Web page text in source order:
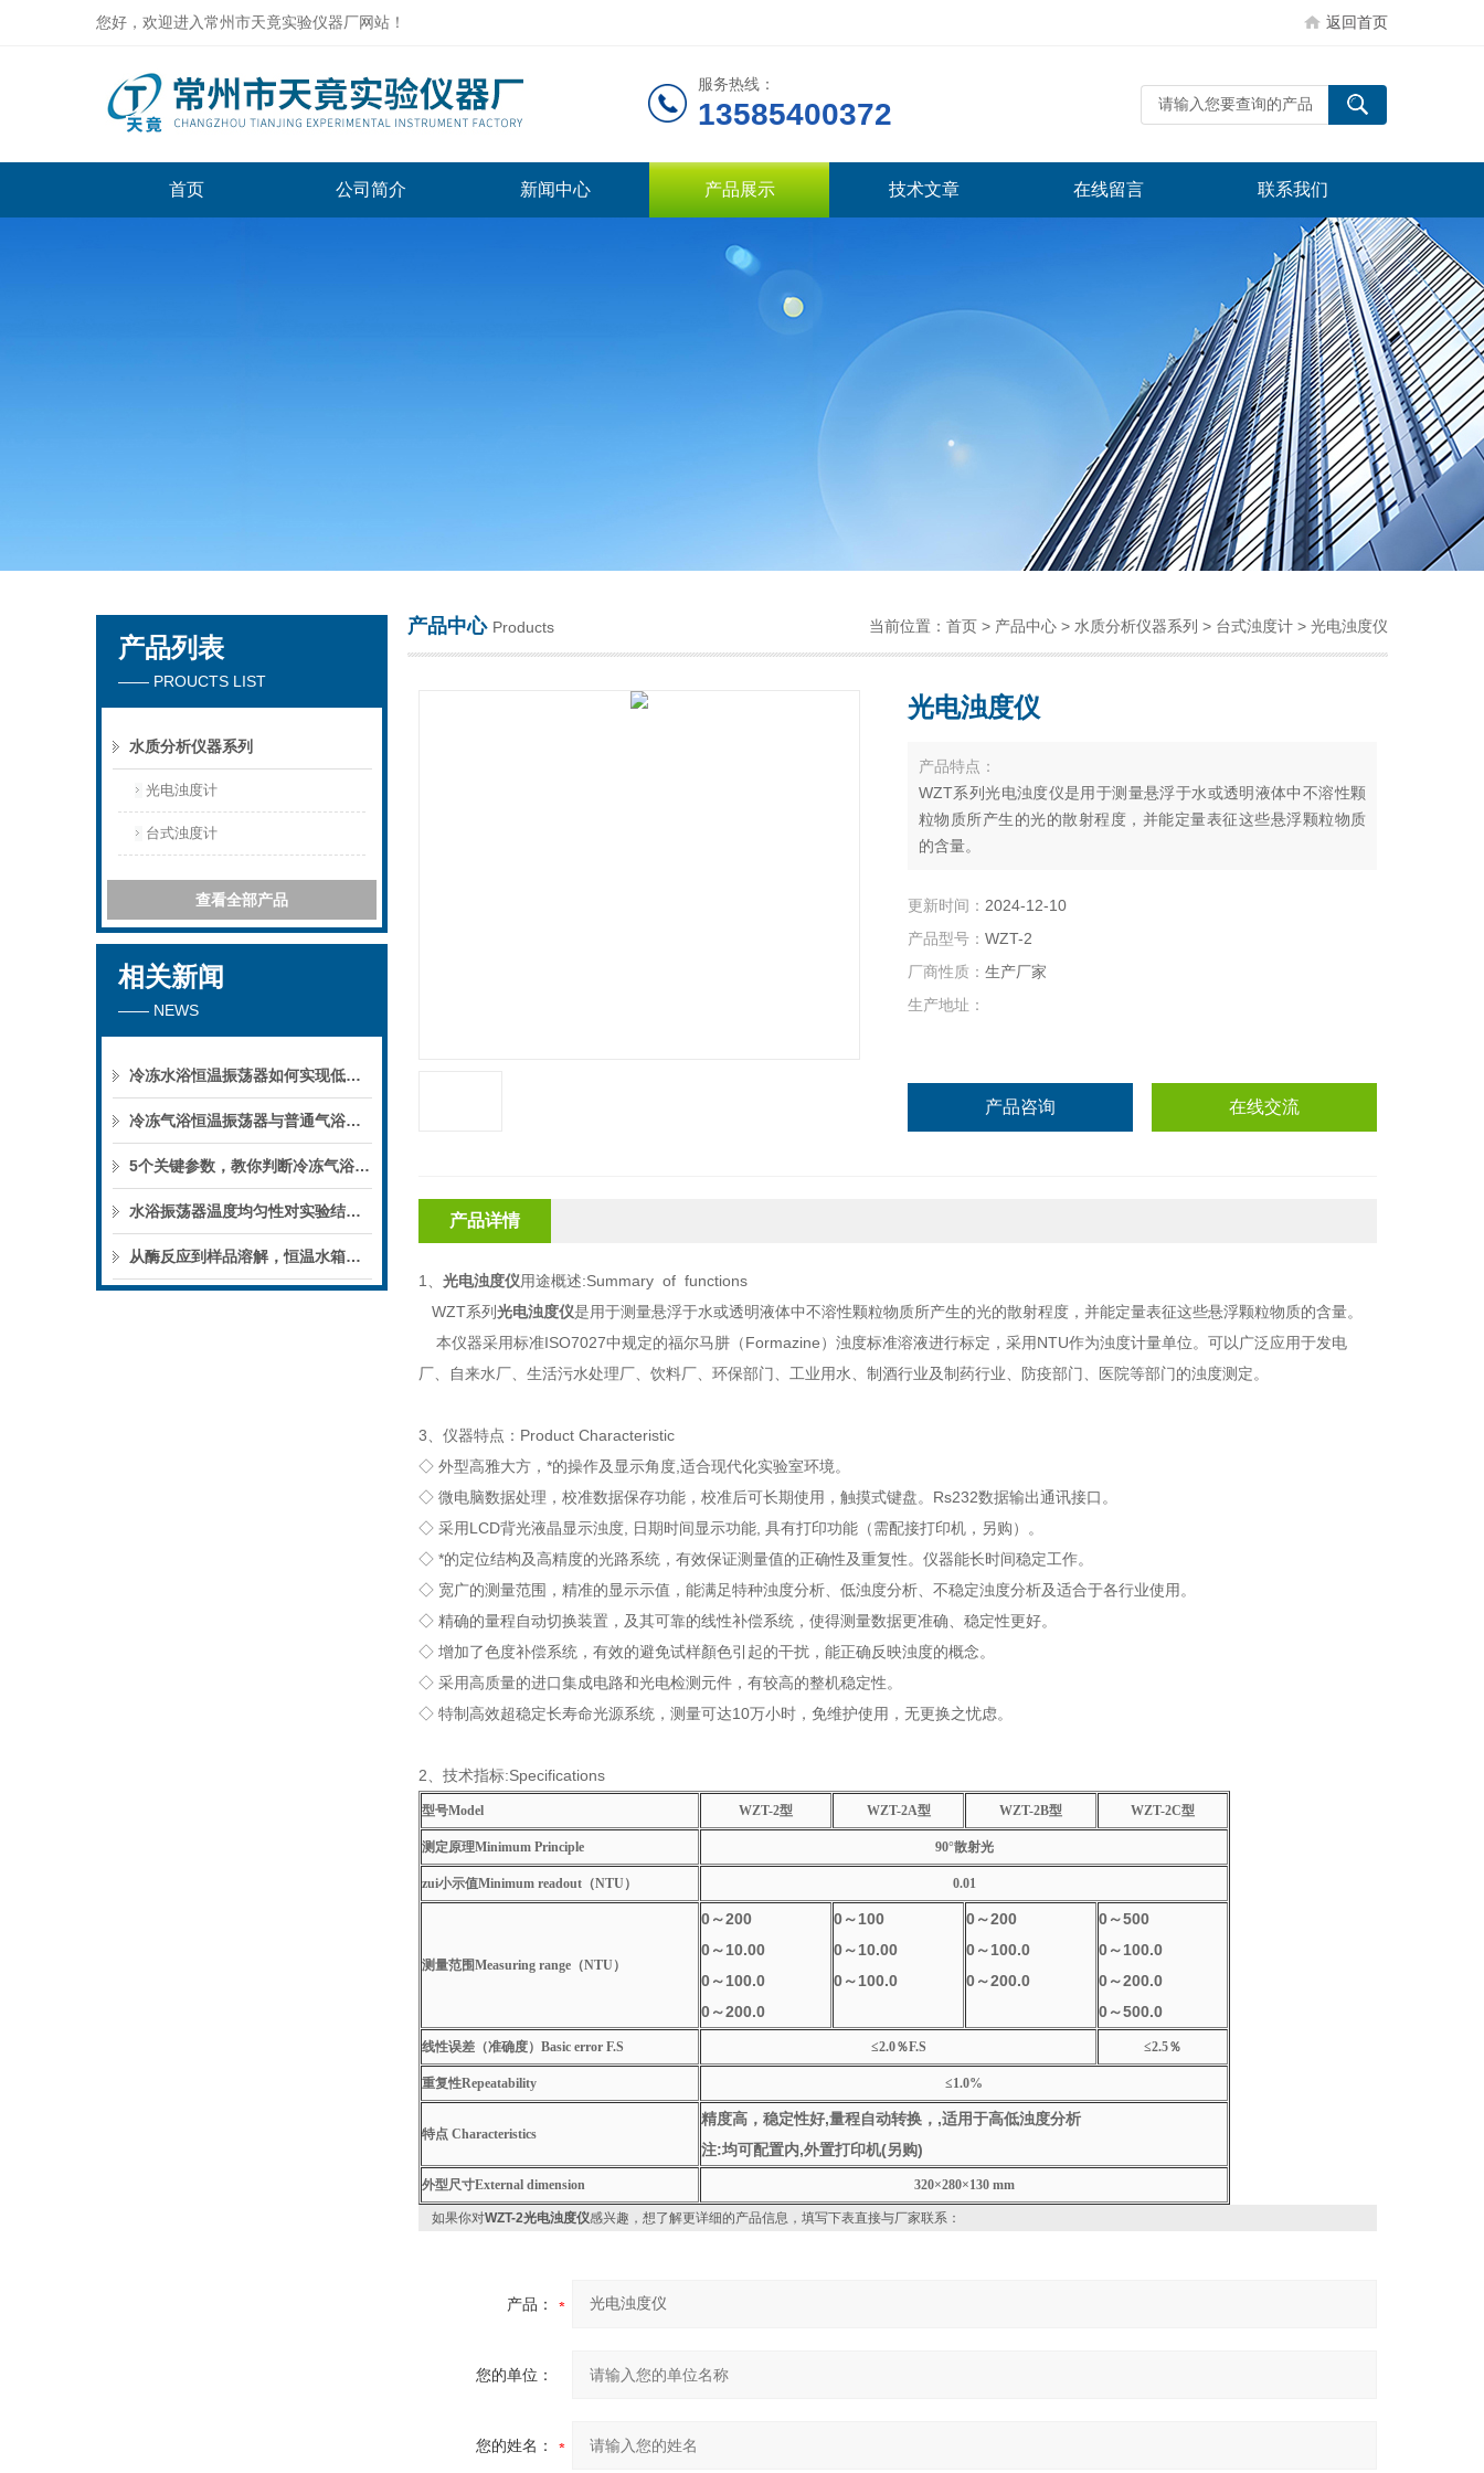
您好，欢迎进入常州市天竟实验仪器厂网站！ 返回首页
服务热线：
13585400372
首页 公司简介 新闻中心 产品展示 技术文章 在线留言 联系我们
产品列表
—— PROUCTS LIST
水质分析仪器系列
光电浊度计
台式浊度计
查看全部产品
相关新闻
—— NEWS
冷冻水浴恒温振荡器如何实现低温下的微生物培养？
冷冻气浴恒温振荡器与普通气浴振荡器的区别
5个关键参数，教你判断冷冻气浴恒温振荡器的性能优劣
水浴振荡器温度均匀性对实验结果的影响
从酶反应到样品溶解，恒温水箱的实验用途
产品中心 Products 当前位置： 首页 > 产品中心 > 水质分析仪器系列 > 台式浊度计 > 光电浊度仪
光电浊度仪
产品特点：
WZT系列光电浊度仪是用于测量悬浮于水或透明液体中不溶性颗
粒物质所产生的光的散射程度，并能定量表征这些悬浮颗粒物质
的含量。
准溶液进行标定，采用NTU作为浊度计量单位。可以广泛应用于
用水、制酒行业及制药行业、防疫部门、医院等部门的浊度测
定。
更新时间： 2024-12-10
产品型号： WZT-2
厂商性质： 生产厂家
生产地址：
产品咨询 在线交流
产品详情
1 光电浊度仪用途概述:Summary of functions
WZT系列光电浊度仪是用于测量悬浮于水或透明液体中不溶性颗粒物质所产生的光的散射程度，并能定量表征这些悬浮颗粒物质的含量。
本仪器采用标准ISO7027中规定的福尔马肼（Formazine）浊度标准溶液进行标定，采用NTU作为浊度计量单位。可以广泛应用于发电
厂、自来水厂、生活污水处理厂、饮料厂、环保部门、工业用水、制酒行业及制药行业、防疫部门、医院等部门的浊度测定。
3 仪器特点： Product Characteristic
◇ 外型高雅大方，*的操作及显示角度 适合现代化实验室环境。
◇ 微电脑数据处理，校准数据保存功能，校准后可长期使用，触摸式键盘。 Rs232数据输出通讯接口。
◇ 采用LCD背光液晶显示浊度 日期时间显示功能 具有打印功能（需配接打印机，另购）。
◇ *的定位结构及高精度的光路系统，有效保证测量值的正确性及重复性。仪器能长时间稳定工作。
◇ 宽广的测量范围，精准的显示示值，能满足特种浊度分析、低浊度分析、不稳定浊度分析及适合于各行业使用。
◇ 精确的量程自动切换装置，及其可靠的线性补偿系统，使得测量数据更准确、稳定性更好。
◇ 增加了色度补偿系统，有效的避免试样顏色引起的干扰，能正确反映浊度的概念。
◇ 采用高质量的进口集成电路和光电检测元件，有较高的整机稳定性。
◇ 特制高效超稳定长寿命光源系统，测量可达10万小时，免维护使用，无更换之忧虑。
2 技术指标:Specifications
型号Model WZT-2型 WZT-2A型 WZT-2B型 WZT-2C型
测定原理Minimum Principle 90°散射光
zui小示值Minimum readout（NTU） 0.01
测量范围Measuring range（NTU）
0～200
0～10.00
0～100.0
0～200.0
0～100
0～10.00
0～100.0
0～200
0～100.0
0～200.0
0～500
0～100.0
0～200.0
0～500.0
线性误差（准确度）Basic error F.S ≤2.0％F.S ≤2.5％
重复性Repeatability ≤1.0%
特点 Characteristics
精度高，稳定性好,量程自动转换，,适用于高低浊度分析
注:均可配置内,外置打印机(另购)
外型尺寸External dimension 320×280×130 mm
如果你对WZT-2光电浊度仪感兴趣，想了解更详细的产品信息，填写下表直接与厂家联系：
产品：
您的单位：
您的姓名：